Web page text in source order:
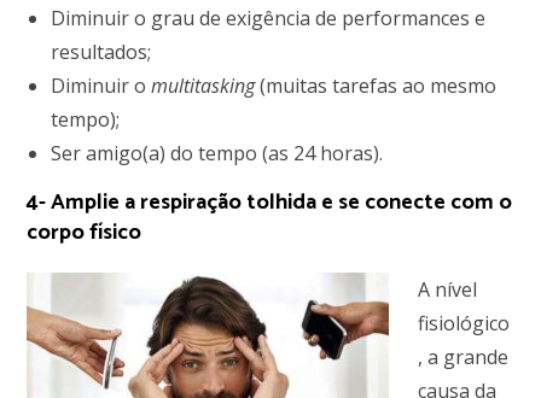
Diminuir o grau de exigência de performances e
resultados;
Diminuir omultitasking(muitas tarefas ao mesmo
tempo);
Ser amigo(a) do tempo (as 24 horas).
4- Amplie a respiração tolhida e se conecte com o
corpo físico
A nível
fisiológico
, a grande
causa da